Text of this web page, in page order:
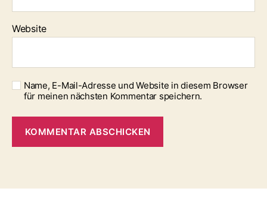
Website
Name, E-Mail-Adresse und Website in diesem Browser
für meinen nächsten Kommentar speichern.